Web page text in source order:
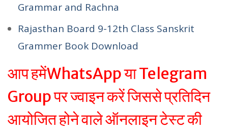
Grammar and Rachna
Rajasthan Board 9-12th Class Sanskrit
Grammer Book Download
आप हमेंWhatsApp या Telegram
Group पर ज्वाइन करें जिससे प्रतिदिन
आयोजित होने वाले ऑनलाइन टेस्ट की